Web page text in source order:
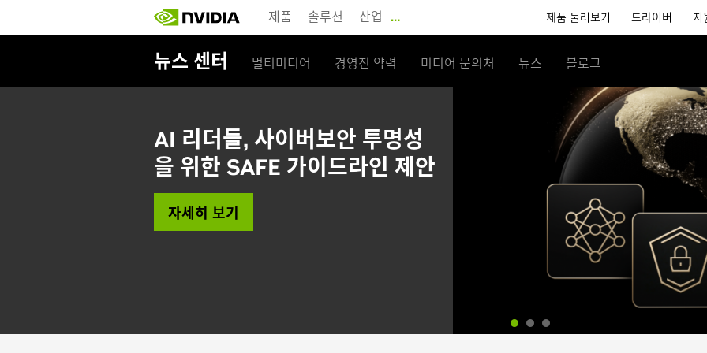
main
제품 솔루션 산업 … 제품 둘러보기 드라이버 지
뉴스 센터 멀티미디어 경영진 약력 미디어 문의처 뉴스 블로그
AI 리더들, 사이버보안 투명성
을 위한 SAFE 가이드라인 제안
자세히 보기